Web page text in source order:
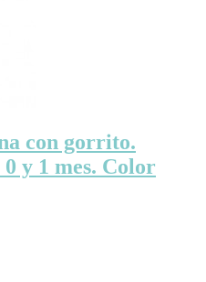
con gorrito.
y 1 mes. Color